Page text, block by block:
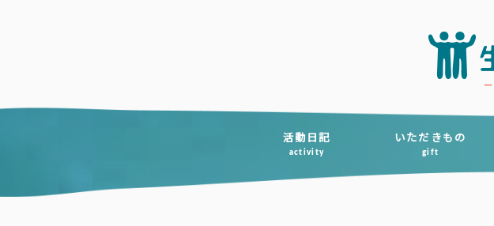
ツ
活動日記
activity
いただきもの
gift